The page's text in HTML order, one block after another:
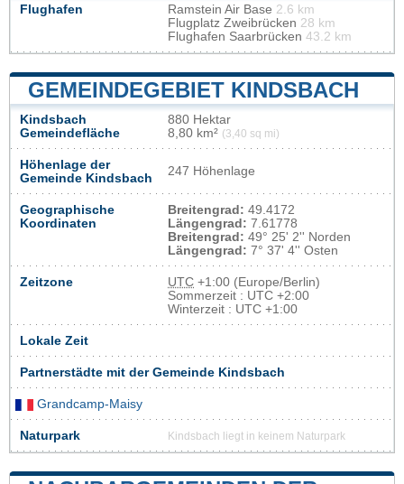
Flughafen Ramstein Air Base 2.6 km
Flugplatz Zweibrücken 28 km
Flughafen Saarbrücken 43.2 km
GEMEINDEGEBIET KINDSBACH
Kindsbach
Gemeindefläche
880 Hektar
8,80 km² (3,40 sq mi)
Höhenlage der
Gemeinde Kindsbach
247 Höhenlage
Geographische
Koordinaten
Breitengrad: 49.4172
Längengrad: 7.61778
Breitengrad: 49° 25' 2'' Norden
Längengrad: 7° 37' 4'' Osten
Zeitzone UTC +1:00 (Europe/Berlin)
Sommerzeit : UTC +2:00
Winterzeit : UTC +1:00
Lokale Zeit
Partnerstädte mit der Gemeinde Kindsbach
Grandcamp-Maisy
Naturpark Kindsbach liegt in keinem Naturpark